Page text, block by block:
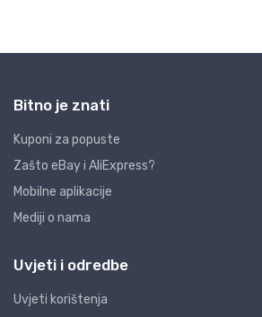
Bitno je znati
Kuponi za popuste
Zašto eBay i AliExpress?
Mobilne aplikacije
Mediji o nama
Uvjeti i odredbe
Uvjeti korištenja